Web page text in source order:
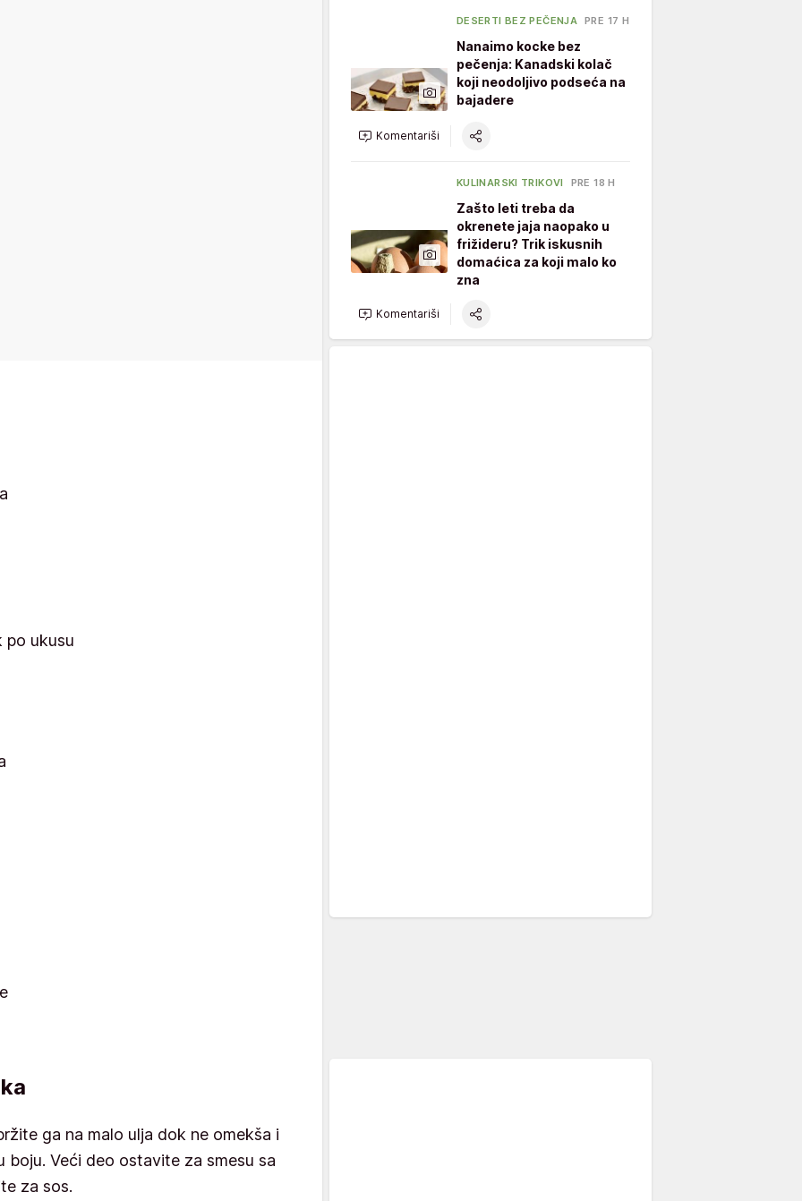
po ukusu
ga na malo ulja dok ne omekša i
boju. Veći deo ostavite za smesu sa
za sos.
DESERTI BEZ PEČENJA PRE 17 H
Nanaimo kocke bez
pečenja: Kanadski kolač
koji neodoljivo podseća na
bajadere
Komentariši
KULINARSKI TRIKOVI PRE 18 H
Zašto leti treba da
okrenete jaja naopako u
frižideru? Trik iskusnih
domaćica za koji malo ko
zna
Komentariši